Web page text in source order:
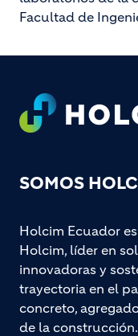
Facultad de
Footer
SOMOS
Holcim Ecuador
Holcim, líder en
innovadoras y
trayectoria en el
concreto,
de la